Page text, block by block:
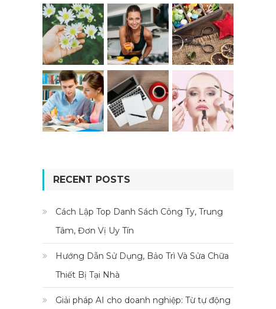
RECENT POSTS
Cách Lập Top Danh Sách Công Ty, Trung
Tâm, Đơn Vị Uy Tín
Hướng Dẫn Sử Dụng, Bảo Trì Và Sửa Chữa
Thiết Bị Tại Nhà
Giải pháp AI cho doanh nghiệp: Từ tự động